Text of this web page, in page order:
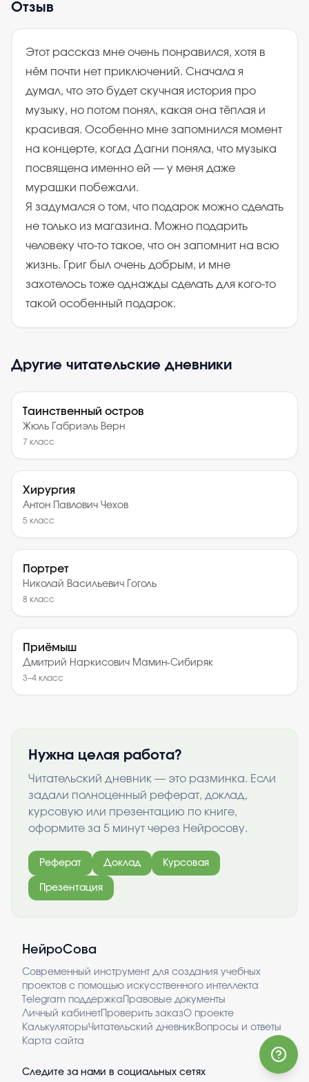
Отзыв
Этот рассказ мне очень понравился, хотя в
нём почти нет приключений. Сначала я
думал, что это будет скучная история про
музыку, но потом понял, какая она тёплая и
красивая. Особенно мне запомнился момент
на концерте, когда Дагни поняла, что музыка
посвящена именно ей — у меня даже
мурашки побежали.
Я задумался о том, что подарок можно сделать
не только из магазина. Можно подарить
человеку что-то такое, что он запомнит на всю
жизнь. Григ был очень добрым, и мне
захотелось тоже однажды сделать для кого-то
такой особенный подарок.
Другие читательские дневники
Таинственный остров
Жюль Габриэль Верн
7 класс
Хирургия
Антон Павлович Чехов
5 класс
Портрет
Николай Васильевич Гоголь
8 класс
Приёмыш
Дмитрий Наркисович Мамин-Сибиряк
3–4 класс
Нужна целая работа?
Читательский дневник — это разминка. Если
задали полноценный реферат, доклад,
курсовую или презентацию по книге,
оформите за 5 минут через Нейросову.
Реферат Доклад Курсовая
Презентация
НейроСова
Современный инструмент для создания учебных
проектов с помощью искусственного интеллекта
Telegram поддержка Правовые документы
Личный кабинетПроверить заказО проекте
КалькуляторыЧитательский дневникВопросы и ответы
Карта сайта
Следите за нами в социальных сетях